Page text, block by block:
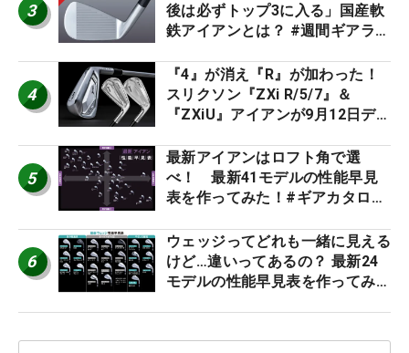
3
後は必ずトップ3に入る」国産軟
鉄アイアンとは？ #週間ギアラン
4
『4』が消え『R』が加わった！
スリクソン『ZXi R/5/7』＆
『ZXiU』アイアンが9月12日デ
5
最新アイアンはロフト角で選
べ！ 最新41モデルの性能早見
表を作ってみた！#ギアカタログ
6
ウェッジってどれも一緒に見える
けど…違いってあるの？ 最新24
モデルの性能早見表を作ってみ